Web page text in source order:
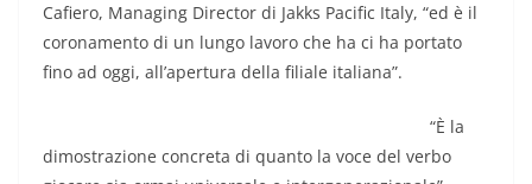
Cafiero, Managing Director di Jakks Pacific Italy, “ed è il
coronamento di un lungo lavoro che ha ci ha portato
fino ad oggi, all’apertura della filiale italiana”.
“È la
dimostrazione concreta di quanto la voce del verbo